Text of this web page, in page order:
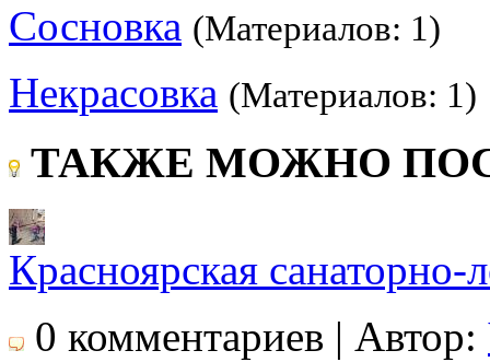
Сосновка (Материалов: 1)
Некрасовка (Материалов: 1)
ТАКЖЕ МОЖНО
Красноярская санаторно-
0 комментариев | Автор: